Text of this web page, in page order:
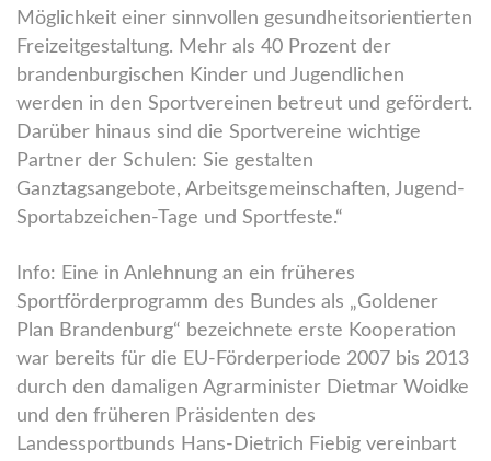
Möglichkeit einer sinnvollen gesundheitsorientierten
Freizeitgestaltung. Mehr als 40 Prozent der
brandenburgischen Kinder und Jugendlichen
werden in den Sportvereinen betreut und gefördert.
Darüber hinaus sind die Sportvereine wichtige
Partner der Schulen: Sie gestalten
Ganztagsangebote, Arbeitsgemeinschaften, Jugend-
Sportabzeichen-Tage und Sportfeste.“
Info: Eine in Anlehnung an ein früheres
Sportförderprogramm des Bundes als „Goldener
Plan Brandenburg“ bezeichnete erste Kooperation
war bereits für die EU-Förderperiode 2007 bis 2013
durch den damaligen Agrarminister Dietmar Woidke
und den früheren Präsidenten des
Landessportbunds Hans-Dietrich Fiebig vereinbart